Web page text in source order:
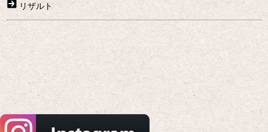
リザルト